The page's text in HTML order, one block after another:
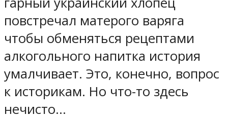
повстречал матерого варяга
чтобы обменяться рецептами
алкогольного напитка история
умалчивает. Это, конечно, вопрос
к историкам. Но что-то здесь
нечисто…